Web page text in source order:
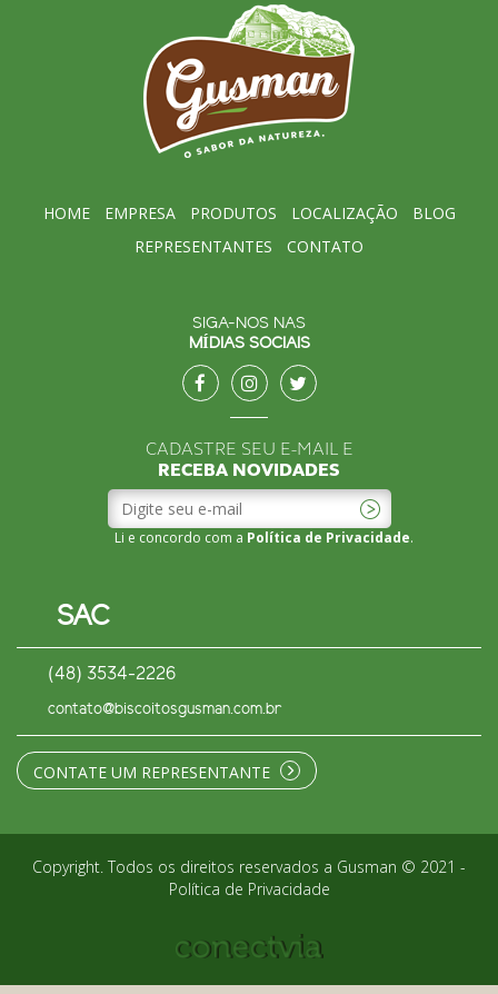
HOME EMPRESA PRODUTOS LOCALIZAÇÃO
BLOG
REPRESENTANTES
CONTATO
SIGA-NOS NAS
MÍDIAS SOCIAIS
CADASTRE SEU E-MAIL E
RECEBA NOVIDADES
Li e concordo com a Política de Privacidade.
SAC
(48) 3534-2226
contato@biscoitosgusman.com.br
CONTATE UM REPRESENTANTE
Copyright. Todos os direitos reservados a Gusman © 2021 -
Política de Privacidade